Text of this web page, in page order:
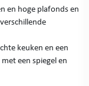
en hoge plafonds en
keuken en een
een spiegel en